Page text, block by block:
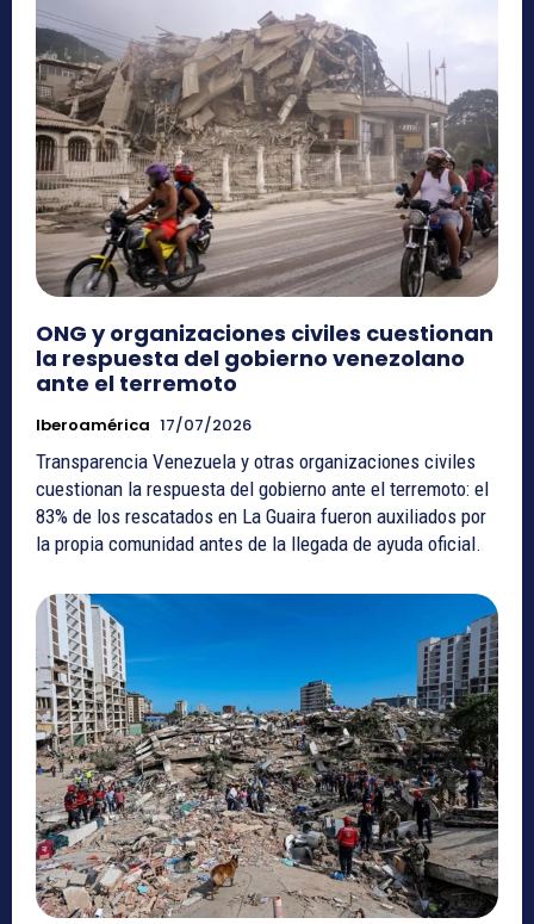
ONG y organizaciones civiles cuestionan
la respuesta del gobierno venezolano
ante el terremoto
Iberoamérica 17/07/2026
Transparencia Venezuela y otras organizaciones civiles
cuestionan la respuesta del gobierno ante el terremoto: el
83% de los rescatados en La Guaira fueron auxiliados por
la propia comunidad antes de la llegada de ayuda oficial.